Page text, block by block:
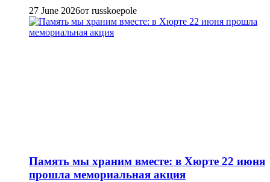
27 June 2026от russkoepole
Память мы храним вместе: в Хюрте 22 июня
прошла мемориальная акция